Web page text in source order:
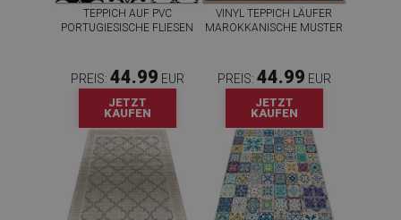
TEPPICH AUF PVC
PORTUGIESISCHE FLIESEN
PREIS: 44.99 EUR
JETZT
KAUFEN
VINYL TEPPICH LÄUFER
MAROKKANISCHE MUSTER
PREIS: 44.99 EUR
JETZT
KAUFEN